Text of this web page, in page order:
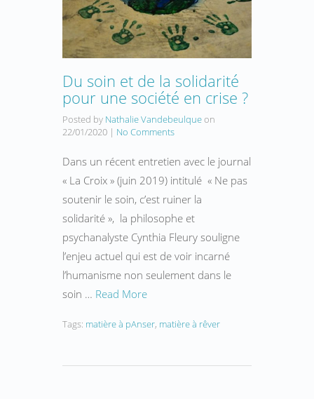
Du soin et de la solidarité
pour une société en crise ?
Posted by Nathalie Vandebeulqueon
22/01/2020 | No Comments
Dans un récent entretien avec le journal
« La Croix » (juin 2019) intitulé « Ne pas
soutenir le soin, c’est ruiner la
solidarité », la philosophe et
psychanalyste Cynthia Fleury souligne
l’enjeu actuel qui est de voir incarné
l’humanisme non seulement dans le
soin … Read More
Tags: matière à pAnser, matière à rêver